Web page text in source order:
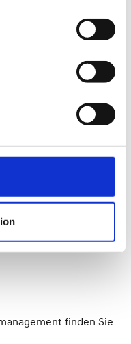
Unterlagen,
Bank Europe
finden Sie